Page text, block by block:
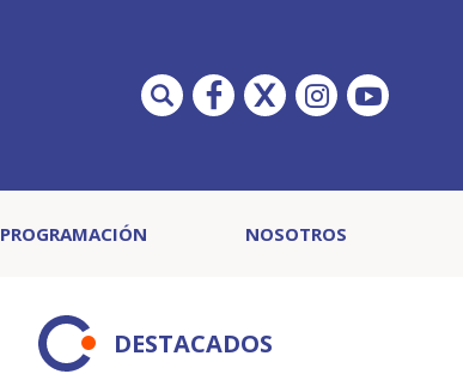
PROGRAMACIÓN NOSOTROS
DESTACADOS